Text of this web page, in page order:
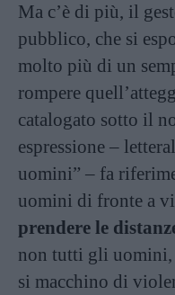
Ma c’è di più, il
pubblico, che si
molto più di un
rompere
catalogato sotto il
espressione –
uomini” – fa
uomini di fronte a
prendere le
non tutti gli uomini,
si macchino di